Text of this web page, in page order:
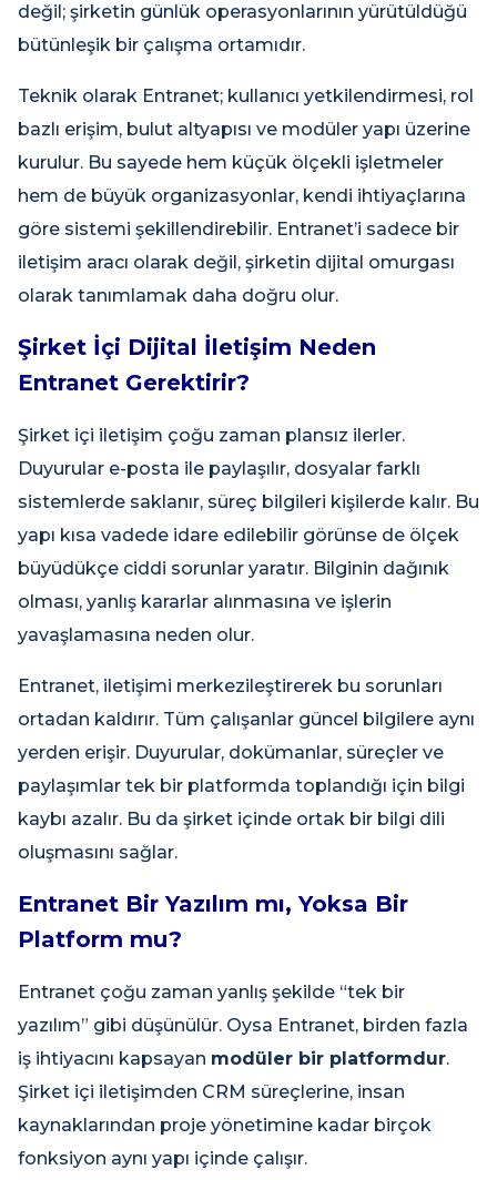
değil; şirketin günlük operasyonlarının yürütüldüğü
bütünleşik bir çalışma ortamıdır.
Teknik olarak Entranet; kullanıcı yetkilendirmesi, rol
bazlı erişim, bulut altyapısı ve modüler yapı üzerine
kurulur. Bu sayede hem küçük ölçekli işletmeler
hem de büyük organizasyonlar, kendi ihtiyaçlarına
göre sistemi şekillendirebilir. Entranet’i sadece bir
iletişim aracı olarak değil, şirketin dijital omurgası
olarak tanımlamak daha doğru olur.
Şirket İçi Dijital İletişim Neden
Entranet Gerektirir?
Şirket içi iletişim çoğu zaman plansız ilerler.
Duyurular e-posta ile paylaşılır, dosyalar farklı
sistemlerde saklanır, süreç bilgileri kişilerde kalır. Bu
yapı kısa vadede idare edilebilir görünse de ölçek
büyüdükçe ciddi sorunlar yaratır. Bilginin dağınık
olması, yanlış kararlar alınmasına ve işlerin
yavaşlamasına neden olur.
Entranet, iletişimi merkezileştirerek bu sorunları
ortadan kaldırır. Tüm çalışanlar güncel bilgilere aynı
yerden erişir. Duyurular, dokümanlar, süreçler ve
paylaşımlar tek bir platformda toplandığı için bilgi
kaybı azalır. Bu da şirket içinde ortak bir bilgi dili
oluşmasını sağlar.
Entranet Bir Yazılım mı, Yoksa Bir
Platform mu?
Entranet çoğu zaman yanlış şekilde “tek bir
yazılım” gibi düşünülür. Oysa Entranet, birden fazla
iş ihtiyacını kapsayan modüler bir platformdur.
Şirket içi iletişimden CRM süreçlerine, insan
kaynaklarından proje yönetimine kadar birçok
fonksiyon aynı yapı içinde çalışır.